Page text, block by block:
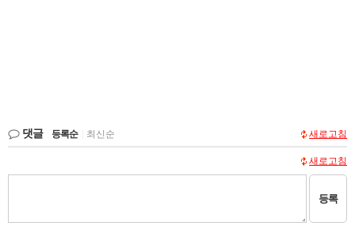
댓글 등록순 최신순 새로고침
새로고침
등록